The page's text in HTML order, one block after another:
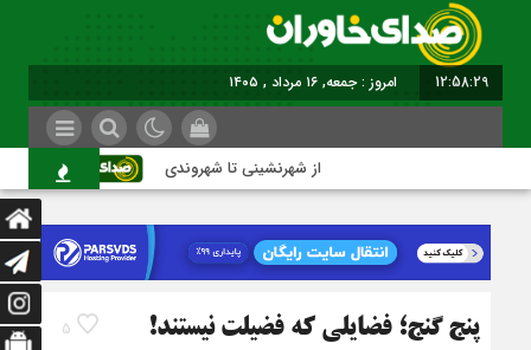
12:58:30 برابر با : Friday - 7 August - 2026
از شهرنشینی تا شهروندی اصناف
5 پنج گنج؛ فضایلی که فضیلت نیستند!